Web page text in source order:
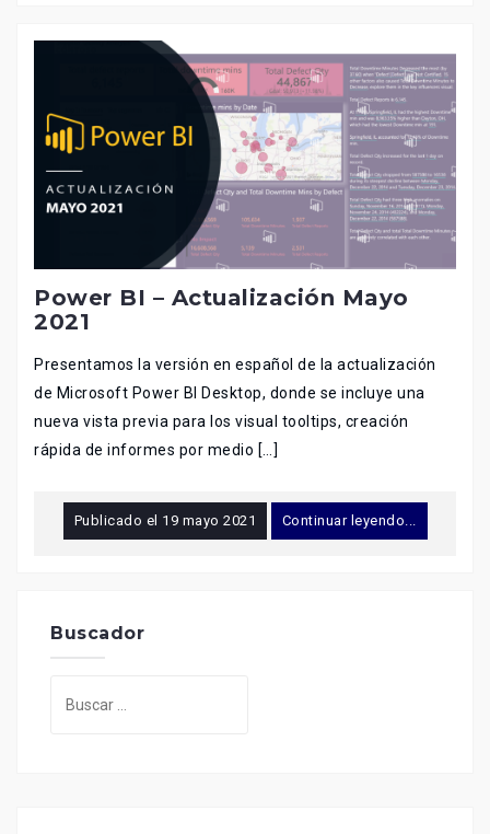
Power BI – Actualización Mayo
2021
Presentamos la versión en español de la actualización
de Microsoft Power BI Desktop, donde se incluye una
nueva vista previa para los visual tooltips, creación
rápida de informes por medio […]
Publicado el 19 mayo 2021 Continuar leyendo...
Buscador